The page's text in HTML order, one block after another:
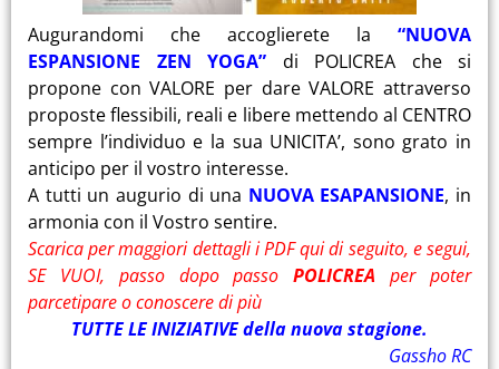
Augurandomi che accoglierete la “NUOVA
ESPANSIONE ZEN YOGA”
di POLICREA che si
propone con VALORE per dare VALORE attraverso
proposte flessibili, reali e libere mettendo al CENTRO
sempre l’individuo e la sua UNICITA’, sono grato in
anticipo per il vostro interesse.
A tutti un augurio di una NUOVA ESAPANSIONE, in
armonia con il Vostro sentire.
Scarica per maggiori dettagli i PDF qui di seguito, e segui,
SE VUOI, passo dopo passoPOLICREA
per poter
parcetipare o conoscere di più
TUTTE LE INIZIATIVE della nuova stagione.
Gassho RC